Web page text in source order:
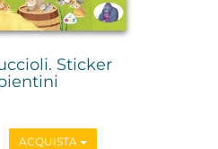
Sticker
ACQUISTA